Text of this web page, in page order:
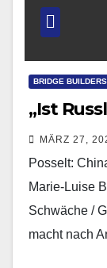
BRIDGE BUILDERS
„Ist
MÄRZ 27,
Posselt:
Marie-Luise
Schwäche /
macht nach